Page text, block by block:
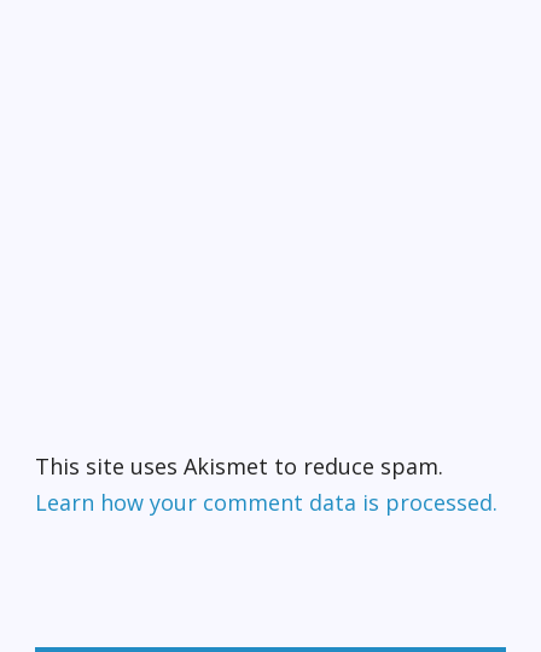
This site uses Akismet to reduce spam.
Learn how your comment data is processed.